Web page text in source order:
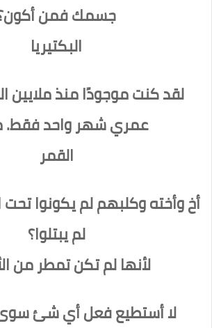
جسمك فمن
البكتيريا
لقد كنت موجودًا منذ ملايين
عمري شهر واحد فقط.
القمر
أخ وأخته وكلبهم لم يكونوا
لم يبتلوا؟
لأنها لم تكن تمطر من
لا أستطيع فعل أي شئ